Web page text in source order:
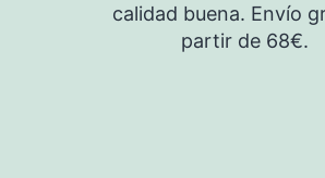
calidad buena. Envío
partir de 68€.